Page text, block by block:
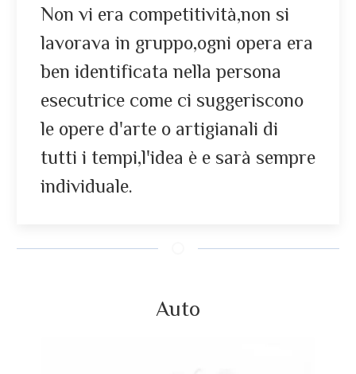
Non vi era competitività,non si
lavorava in gruppo,ogni opera era
ben identificata nella persona
esecutrice come ci suggeriscono
le opere d'arte o artigianali di
tutti i tempi,l'idea è e sarà sempre
individuale.
Auto